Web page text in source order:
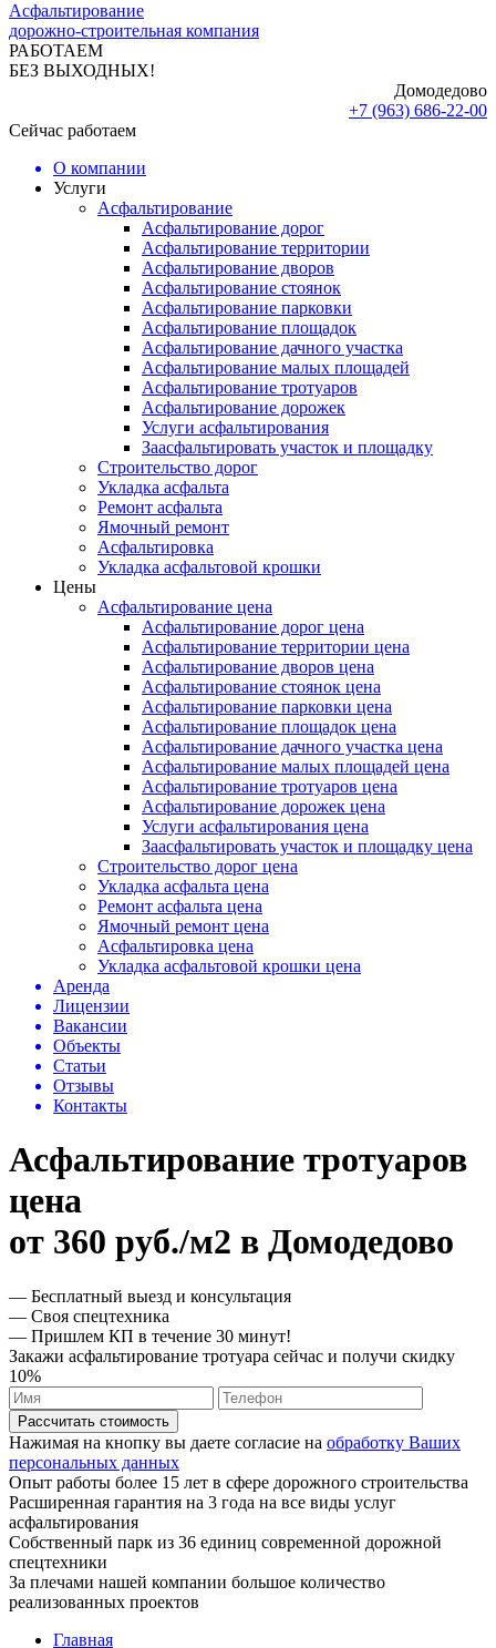
Асфальтирование
дорожно-строительная компания
РАБОТАЕМ
БЕЗ ВЫХОДНЫХ!
Домодедово
+7 (963) 686-22-00
Сейчас работаем
О компании
Услуги
Асфальтирование
Асфальтирование дорог
Асфальтирование территории
Асфальтирование дворов
Асфальтирование стоянок
Асфальтирование парковки
Асфальтирование площадок
Асфальтирование дачного участка
Асфальтирование малых площадей
Асфальтирование тротуаров
Асфальтирование дорожек
Услуги асфальтирования
Заасфальтировать участок и площадку
Строительство дорог
Укладка асфальта
Ремонт асфальта
Ямочный ремонт
Асфальтировка
Укладка асфальтовой крошки
Цены
Асфальтирование цена
Асфальтирование дорог цена
Асфальтирование территории цена
Асфальтирование дворов цена
Асфальтирование стоянок цена
Асфальтирование парковки цена
Асфальтирование площадок цена
Асфальтирование дачного участка цена
Асфальтирование малых площадей цена
Асфальтирование тротуаров цена
Асфальтирование дорожек цена
Услуги асфальтирования цена
Заасфальтировать участок и площадку цена
Строительство дорог цена
Укладка асфальта цена
Ремонт асфальта цена
Ямочный ремонт цена
Асфальтировка цена
Укладка асфальтовой крошки цена
Аренда
Лицензии
Вакансии
Объекты
Статьи
Отзывы
Контакты
Асфальтирование тротуаров
цена
от 360 руб./м2 в Домодедово
— Бесплатный выезд и консультация
— Своя спецтехника
— Пришлем КП в течение 30 минут!
Закажи асфальтирование тротуара сейчас и получи скидку
10%
Рассчитать стоимость
Нажимая на кнопку вы даете согласие на обработку Ваших
персональных данных
Опыт работы более 15 лет в сфере дорожного строительства
Расширенная гарантия на 3 года на все виды услуг
асфальтирования
Собственный парк из 36 единиц современной дорожной
спецтехники
За плечами нашей компании большое количество
реализованных проектов
Главная